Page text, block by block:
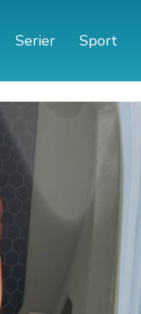
Serier Sport